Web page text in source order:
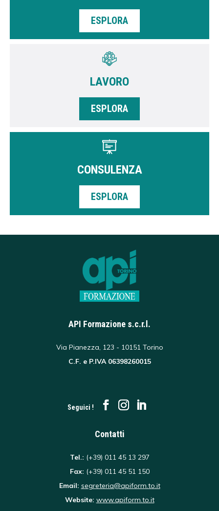
ESPLORA
LAVORO
ESPLORA
CONSULENZA
ESPLORA
API Formazione s.c.r.l.
Via Pianezza, 123 - 10151 Torino
C.F. e P.IVA 06398260015
Seguici !
Contatti
Tel.: (+39) 011 45 13 297
Fax: (+39) 011 45 51 150
Email: segreteria@apiform.to.it
Website: www.apiform.to.it